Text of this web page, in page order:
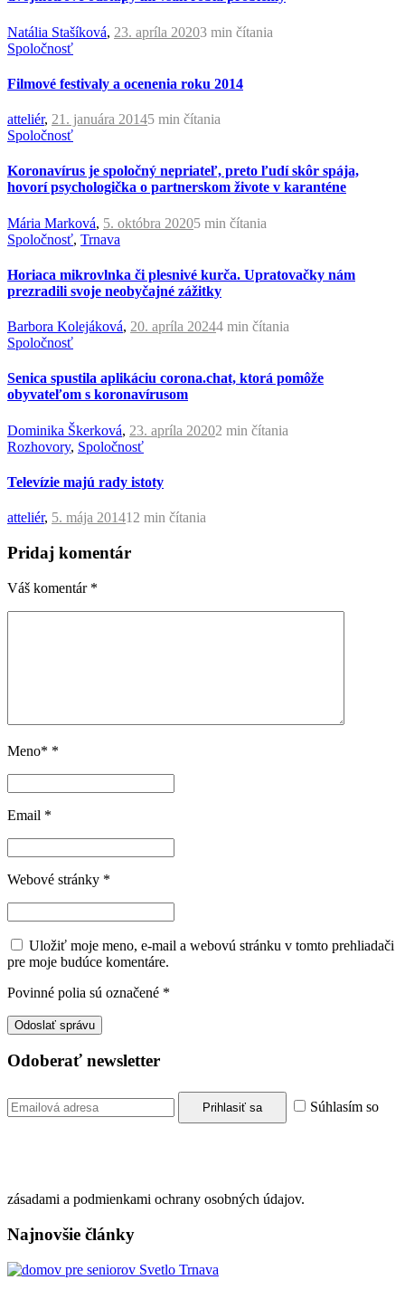
Natália Stašíková, 23. apríla 20203 min čítania
Spoločnosť
Filmové festivaly a ocenenia roku 2014
atteliér, 21. januára 20145 min čítania
Spoločnosť
Koronavírus je spoločný nepriateľ, preto ľudí skôr spája,
hovorí psychologička o partnerskom živote v karanténe
Mária Marková, 5. októbra 20205 min čítania
Spoločnosť, Trnava
Horiaca mikrovlnka či plesnivé kurča. Upratovačky nám
prezradili svoje neobyčajné zážitky
Barbora Kolejáková, 20. apríla 20244 min čítania
Spoločnosť
Senica spustila aplikáciu corona.chat, ktorá pomôže
obyvateľom s koronavírusom
Dominika Škerková, 23. apríla 20202 min čítania
Rozhovory, Spoločnosť
Televízie majú rady istoty
atteliér, 5. mája 201412 min čítania
Pridaj komentár
Váš komentár *
Meno* *
Email *
Webové stránky *
Uložiť moje meno, e-mail a webovú stránku v tomto prehliadači
pre moje budúce komentáre.
Povinné polia sú označené *
Odoberať newsletter
Súhlasím so
zásadami a podmienkami ochrany osobných údajov.
Najnovšie články